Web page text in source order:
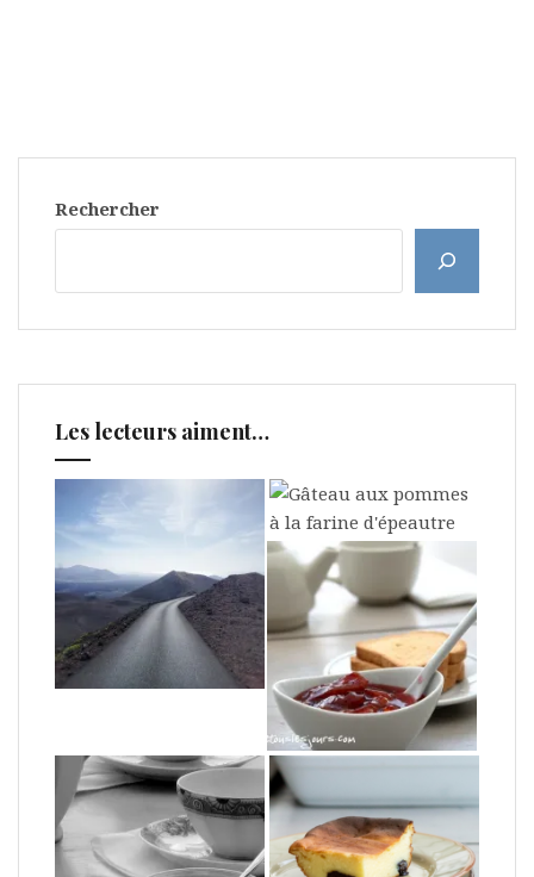
Rechercher
Les lecteurs aiment…